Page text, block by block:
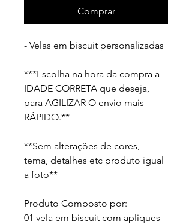
Comprar
- Velas em biscuit personalizadas
***Escolha na hora da compra a
IDADE CORRETA que deseja,
para AGILIZAR O envio mais
RÁPIDO.**
**Sem alterações de cores,
tema, detalhes etc produto igual
a foto**
Produto Composto por:
01 vela em biscuit com apliques